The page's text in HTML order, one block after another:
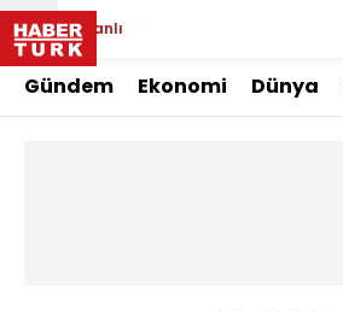
Canlı
Gündem Ekonomi Dünya